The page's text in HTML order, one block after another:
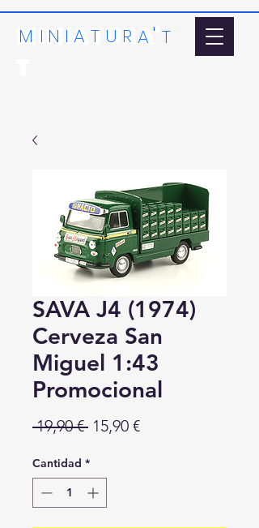
MINIATURA'
MINIAT URA T
'
SAVA J4 (1974)
Cerveza San
Miguel 1:43
Promocional
19,90 € Precio
15,90 €Precio
Cantidad *